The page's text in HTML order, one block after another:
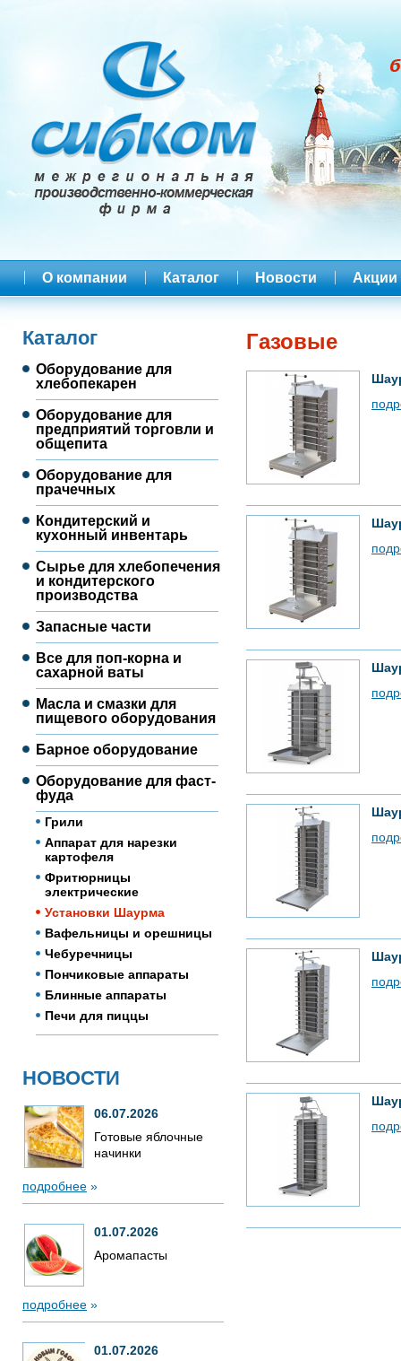
О компании Каталог Новости Акции
Каталог
Оборудование для
хлебопекарен
Оборудование для
предприятий торговли и
общепита
Оборудование для
прачечных
Кондитерский и
кухонный инвентарь
Сырье для хлебопечения
и кондитерского
производства
Запасные части
Все для поп-корна и
сахарной ваты
Масла и смазки для
пищевого оборудования
Барное оборудование
Оборудование для фаст-
фуда
Грили
Аппарат для нарезки
картофеля
Фритюрницы
электрические
Установки Шаурма
Вафельницы и орешницы
Чебуречницы
Пончиковые аппараты
Блинные аппараты
Печи для пиццы
НОВОСТИ
06.07.2026
Готовые яблочные
начинки
подробнее »
01.07.2026
Аромапасты
подробнее »
01.07.2026
Газовые